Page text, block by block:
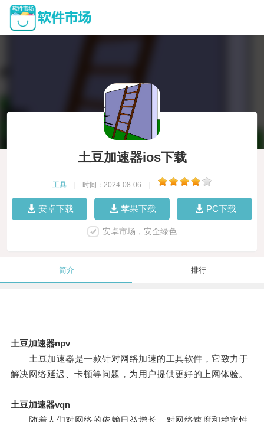
土豆加速器ios下载
工具 时间：2024-08-06
安卓下载 苹果下载 PC下载
安卓市场，安全绿色
简介 排行
土豆加速器npv
土豆加速器是一款针对网络加速的工具软件，它致力于
解决网络延迟、卡顿等问题，为用户提供更好的上网体验。
土豆加速器vqn